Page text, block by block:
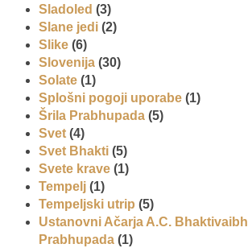
Sladoled (3)
Slane jedi (2)
Slike (6)
Slovenija (30)
Solate (1)
Splošni pogoji uporabe (1)
Šrila Prabhupada (5)
Svet (4)
Svet Bhakti (5)
Svete krave (1)
Tempelj (1)
Tempeljski utrip (5)
Ustanovni Ačarja A.C.
Prabhupada (1)